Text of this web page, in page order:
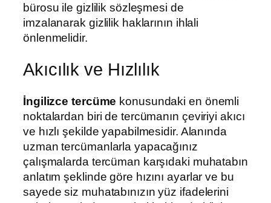
bürosu ile gizlilik sözleşmesi de
imzalanarak gizlilik haklarının ihlali
önlenmelidir.
Akıcılık ve Hızlılık
İngilizce tercüme konusundaki en önemli
noktalardan biri de tercümanın çeviriyi akıcı
ve hızlı şekilde yapabilmesidir. Alanında
uzman tercümanlarla yapacağınız
çalışmalarda tercüman karşıdaki muhatabın
anlatım şeklinde göre hızını ayarlar ve bu
sayede siz muhatabınızın yüz ifadelerini